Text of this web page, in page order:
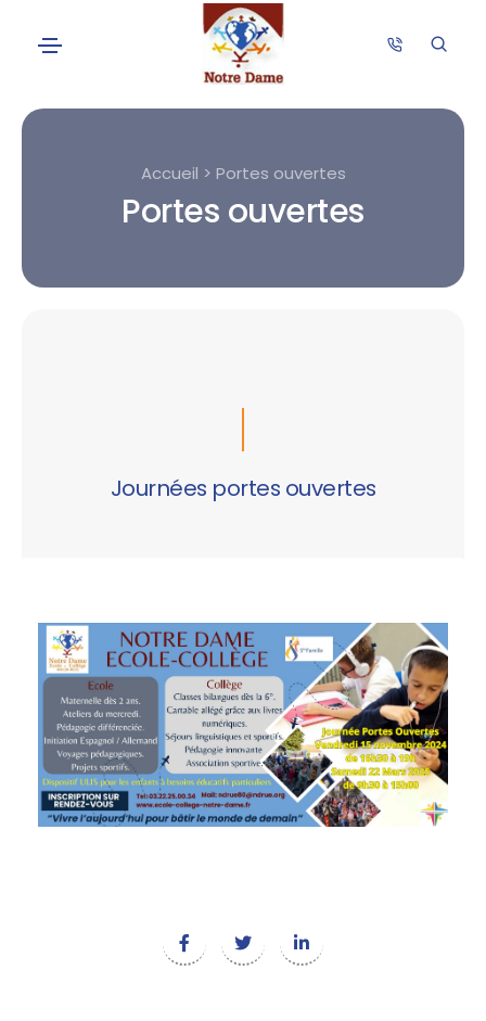
Accueil > Portes ouvertes
Portes ouvertes
Journées portes ouvertes